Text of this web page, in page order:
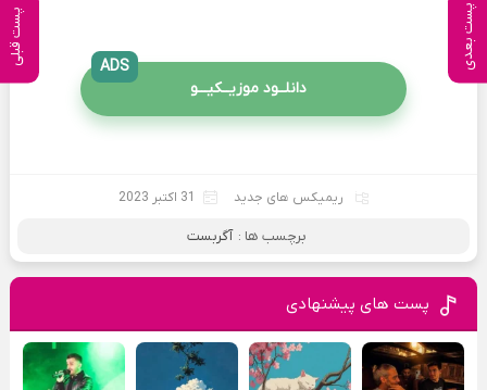
پست بعدی پست قبلی
دانلــود موزیــکیـــو
ADS
ریمیکس های جدید 31 اکتبر 2023
برچسب ها : آگربست
پست های پیشنهادی